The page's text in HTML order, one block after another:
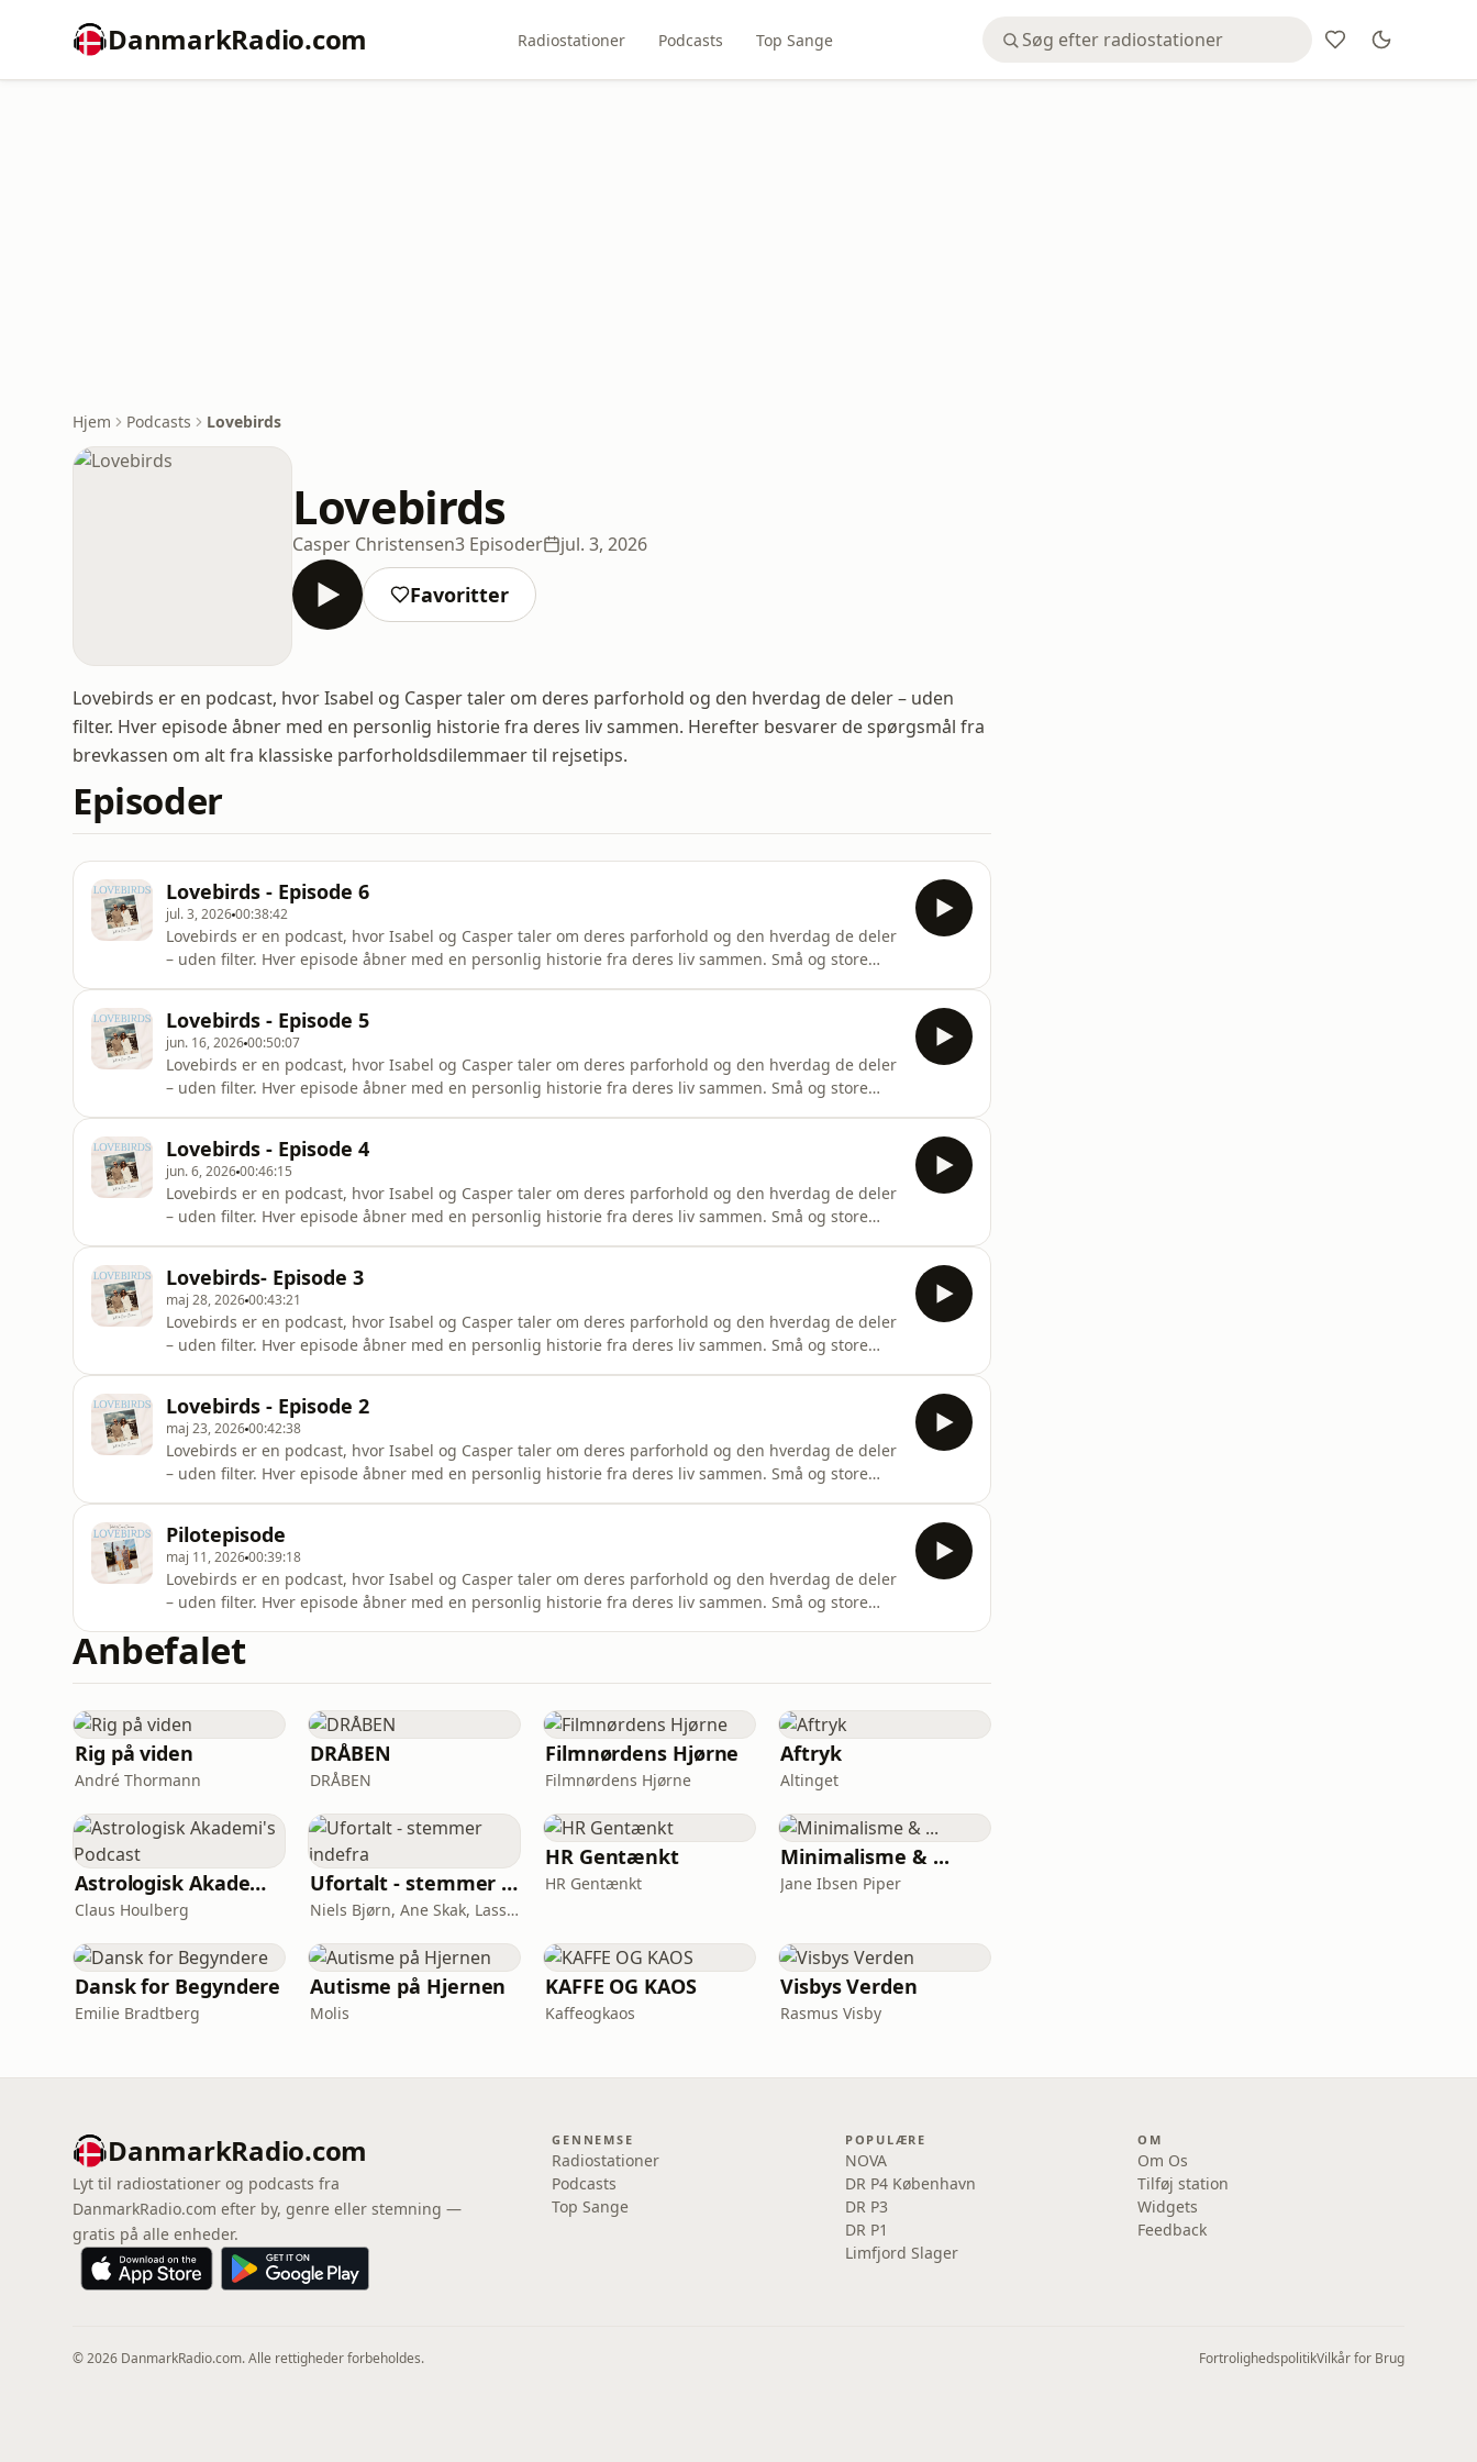
DanmarkRadio.com Radiostationer Podcasts Top Sange
Hjem Podcasts Lovebirds
Lovebirds
Casper Christensen3 Episoder jul. 3, 2026
Favoritter
Lovebirds er en podcast, hvor Isabel og Casper taler om deres parforhold og den hverdag de deler – uden
filter. Hver episode åbner med en personlig historie fra deres liv sammen. Herefter besvarer de spørgsmål fra
brevkassen om alt fra klassiske parforholdsdilemmaer til rejsetips.
Episoder
Lovebirds - Episode 6
jul. 3, 202600:38:42
Lovebirds er en podcast, hvor Isabel og Casper taler om deres parforhold og den hverdag de deler
– uden filter. Hver episode åbner med en personlig historie fra deres liv sammen. Små og store
rejsetips og hv
Lovebirds - Episode 5
jun. 16, 202600:50:07
Lovebirds er en podcast, hvor Isabel og Casper taler om deres parforhold og den hverdag de deler
– uden filter. Hver episode åbner med en personlig historie fra deres liv sammen. Små og store
rejsetips og hv
Lovebirds - Episode 4
jun. 6, 202600:46:15
Lovebirds er en podcast, hvor Isabel og Casper taler om deres parforhold og den hverdag de deler
– uden filter. Hver episode åbner med en personlig historie fra deres liv sammen. Små og store
rejsetips og hv
Lovebirds- Episode 3
maj 28, 202600:43:21
Lovebirds er en podcast, hvor Isabel og Casper taler om deres parforhold og den hverdag de deler
– uden filter. Hver episode åbner med en personlig historie fra deres liv sammen. Små og store
rejsetips og hve
Lovebirds - Episode 2
maj 23, 202600:42:38
Lovebirds er en podcast, hvor Isabel og Casper taler om deres parforhold og den hverdag de deler
– uden filter. Hver episode åbner med en personlig historie fra deres liv sammen. Små og store
rejsetips og hve
Pilotepisode
maj 11, 202600:39:18
Lovebirds er en podcast, hvor Isabel og Casper taler om deres parforhold og den hverdag de deler
– uden filter. Hver episode åbner med en personlig historie fra deres liv sammen. Små og store
brevkassen. Alt er velkomment – fra klassiske parforholdsdilemmaer og eksistentielle tanker til
rejsetips og hv
Anbefalet
Rig på viden
André Thormann
DRÅBEN
DRÅBEN
Filmnørdens Hjørne
Filmnørdens Hjørne
Aftryk
Altinget
Astrologisk Akademi's Podcast
Claus Houlberg
Ufortalt - stemmer indefra
Niels Bjørn, Ane Skak, Lasse Soll Sunde
HR Gentænkt
HR Gentænkt
Minimalisme & ...
Jane Ibsen Piper
Dansk for Begyndere
Emilie Bradtberg
Autisme på Hjernen
Molis
KAFFE OG KAOS
Kaffeogkaos
Visbys Verden
Rasmus Visby
DanmarkRadio.com
Lyt til radiostationer og podcasts fra
DanmarkRadio.com efter by, genre eller stemning —
gratis på alle enheder.
GENNEMSE
Radiostationer
Podcasts
Top Sange
POPULÆRE
NOVA
DR P4 København
DR P3
DR P1
Limfjord Slager
OM
Om Os
Tilføj station
Widgets
Feedback
© 2026 DanmarkRadio.com. Alle rettigheder forbeholdes. FortrolighedspolitikVilkår for Brug